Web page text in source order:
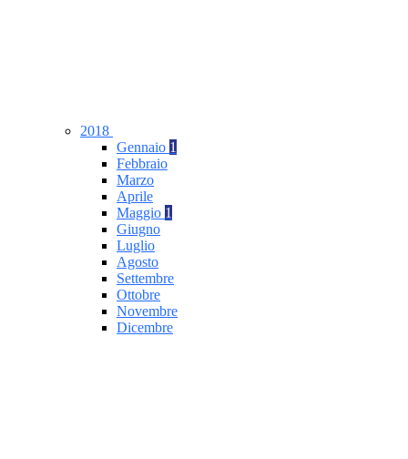
2018
Gennaio 1
Febbraio
Marzo
Aprile
Maggio 1
Giugno
Luglio
Agosto
Settembre
Ottobre
Novembre
Dicembre